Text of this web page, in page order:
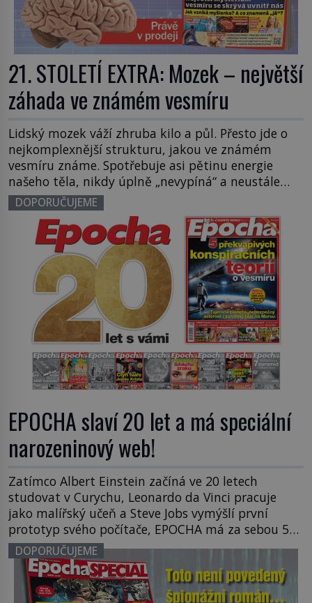
21. STOLETÍ EXTRA: Mozek – největší
záhada ve známém vesmíru
Lidský mozek váží zhruba kilo a půl. Přesto jde o
nejkomplexnější strukturu, jakou ve známém
vesmíru známe. Spotřebuje asi pětinu energie
našeho těla, nikdy úplně „nevypíná“ a neustále
pracuje – i když spíme. Je to zároveň génius,
iluzionista i občasný sabotér našeho vlastního
života. Právě tomuto fascinujícímu orgánu se
věnuje nové speciální vydání 21. STOLETÍ […]
DOPORUČUJEME
EPOCHA slaví 20 let a má speciální
narozeninový web!
Zatímco Albert Einstein začíná ve 20 letech
studovat v Curychu, Leonardo da Vinci pracuje
jako malířský učeň a Steve Jobs vymýšlí první
prototyp svého počítače, EPOCHA má za sebou 520
vydání a směle pokračuje dál. Právě v těchto
dnech slaví časopis EPOCHA své 20leté výročí. K
této příležitosti jsme vydali speciální webovou
stránku epocha20let.cz, kde […]
DOPORUČUJEME